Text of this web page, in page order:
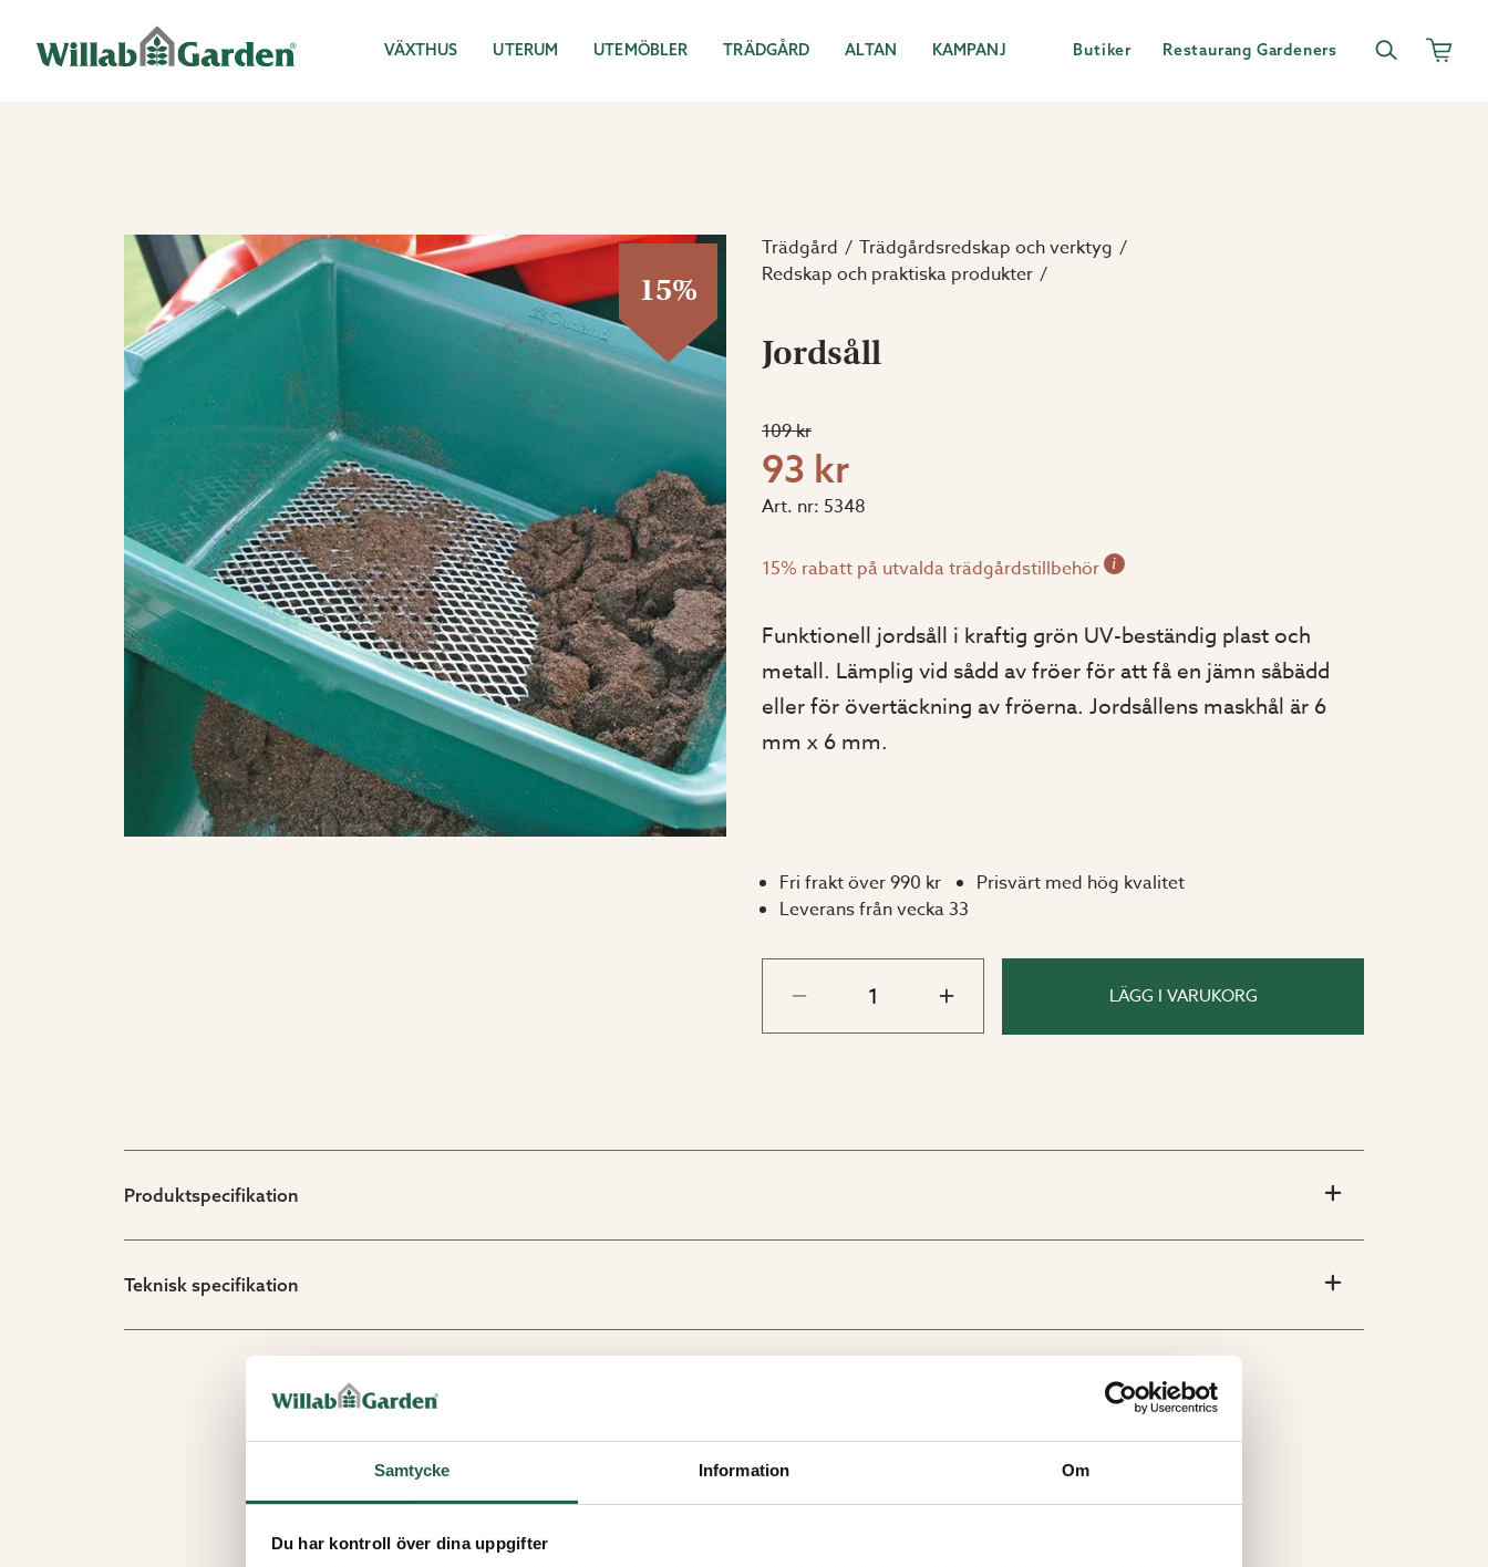
Samtycke Information Om
Du har kontroll över dina uppgifter
VÄXTHUS UTERUM UTEMÖBLER TRÄDGÅRD ALTAN KAMPANJ Butiker Restaurang Gardeners
15%
Trädgård
Trädgårdsredskap och verktyg
Redskap och praktiska produkter
Jordsåll
109 kr
93 kr
Art. nr: 5348
15% rabatt på utvalda trädgårdstillbehör i
Funktionell jordsåll i kraftig grön UV-beständig plast och
metall. Lämplig vid sådd av fröer för att få en jämn såbädd
eller för övertäckning av fröerna. Jordsållens maskhål är 6
mm x 6 mm.
Fri frakt över 990 kr
Prisvärt med hög kvalitet
Leverans från vecka 33
LÄGG I VARUKORG
Produktspecifikation
Teknisk specifikation